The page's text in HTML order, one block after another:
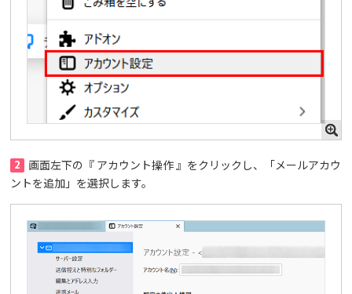
2
画面左下の『 アカウント操作 』をクリックし、「メールアカウ
ントを追加」を選択します。